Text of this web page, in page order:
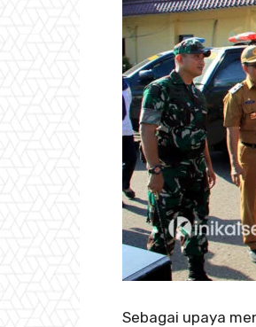
Sebagai upaya